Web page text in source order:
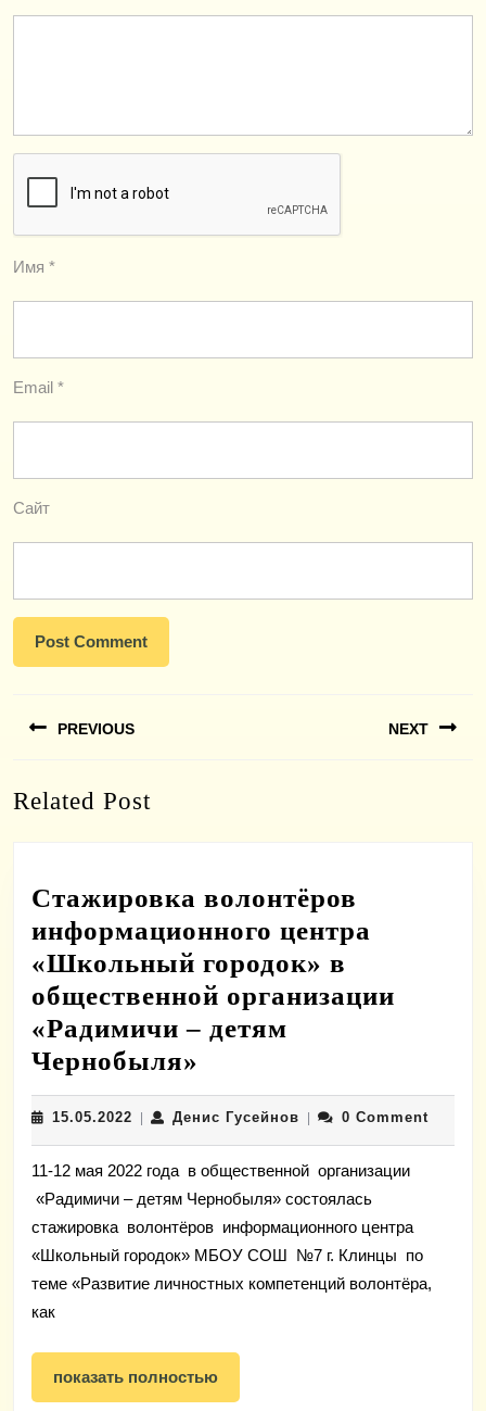
Имя *
Email *
Сайт
по
PREVIOUS
post:
NEXT
Related Post
Стажировка волонтёров
информационного центра
«Школьный городок» в
общественной организации
«Радимичи – детям
Чернобыля»
волонтёров
информационного
центра
«Школьный
городок»
в
общественной
«Радимичи
–
15.05.2022 15.05.2022Денис ГусейновДенис0 Comment
11-12 мая 2022 года в общественной организации
«Радимичи – детям Чернобыля» состоялась
стажировка волонтёров информационного центра
«Школьный городок» МБОУ СОШ №7 г. Клинцы по
теме «Развитие личностных компетенций волонтёра,
как
показать полностьюпоказать
полностью